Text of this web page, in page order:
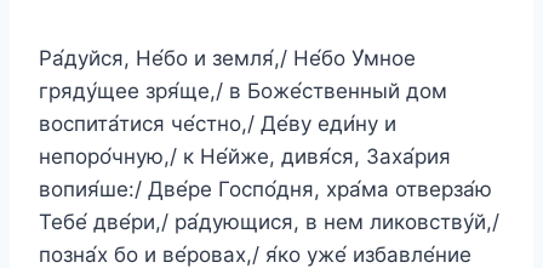
Ра́дуйся, Не́бо и земля́,/ Не́бо У́мное
гряду́щее зря́ще,/ в Боже́ственный дом
воспита́тися че́стно,/ Де́ву еди́ну и
непоро́чную,/ к Не́йже, дивя́ся, Заха́рия
вопия́ше:/ Две́ре Госпо́дня, хра́ма отверза́ю
Тебе́ две́ри,/ ра́дующися, в нем ликовству́й,/
позна́х бо и ве́ровах,/ я́ко уже́ избавле́ние